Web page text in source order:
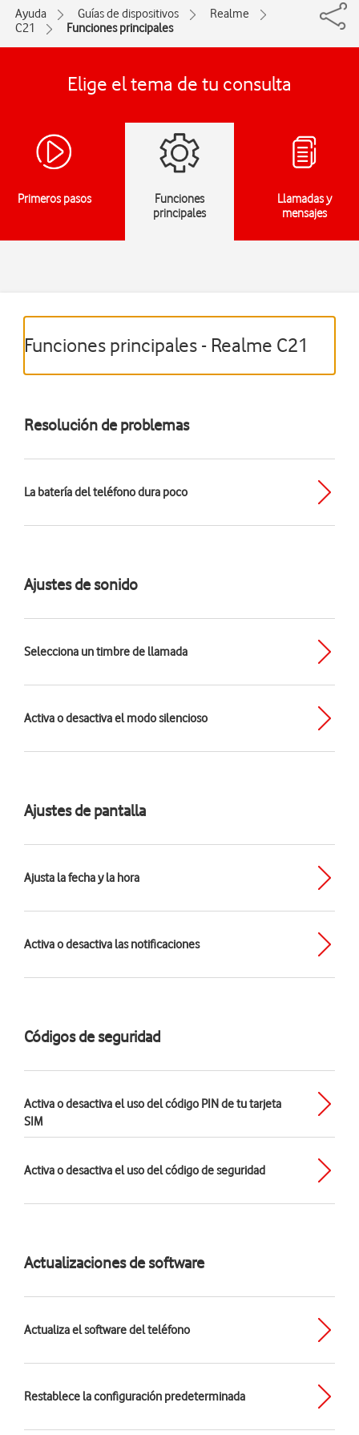
Ayuda Guías de dispositivos
Realme
C21
Funciones principales
Elige el tema de tu consulta
Primeros pasos
Funciones
principales
Llamadas y
mensajes
Funciones principales - Realme C21
Resolución de problemas
La batería del teléfono dura poco
Ajustes de sonido
Selecciona un timbre de llamada
Activa o desactiva el modo silencioso
Ajustes de pantalla
Ajusta la fecha y la hora
Activa o desactiva las notificaciones
Códigos de seguridad
Activa o desactiva el uso del código PIN de tu tarjeta
SIM
Activa o desactiva el uso del código de seguridad
Actualizaciones de software
Actualiza el software del teléfono
Restablece la configuración predeterminada